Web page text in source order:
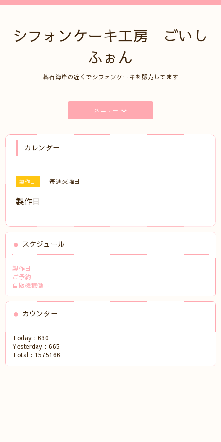
シフォンケーキ工房 ごいし
ふぉん
碁石海岸の近くでシフォンケーキを販売してます
メニュー
カレンダー
製作日 毎週火曜日
製作日
スケジュール
製作日
ご予約
自販機稼働中
カウンター
Today :630
Yesterday :665
Total : 1575166